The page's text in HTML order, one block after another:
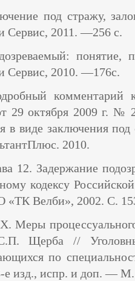
под стражу,
2011. —256 с.
понятие,
2010. —176с.
комментарий
29 октября 2009 г. №
в виде заключения
2010.
12. Задержание
кодексу
Велби», 2002. С.
Меры
С.П. Щерба //
по
изд., испр. и доп. —